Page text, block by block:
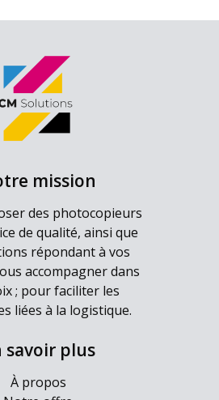
mission
des photocopieurs
de qualité, ainsi que
répondant à vos
accompagner dans
; pour faciliter les
liées à la logistique.
savoir plus
À propos